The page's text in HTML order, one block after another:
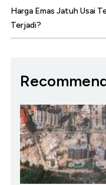
Harga Emas Jatuh Usai
Terjadi?